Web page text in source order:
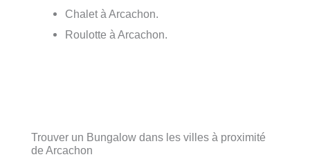
Chalet à Arcachon.
Roulotte à Arcachon.
Trouver un Bungalow dans les villes à proximité
de Arcachon